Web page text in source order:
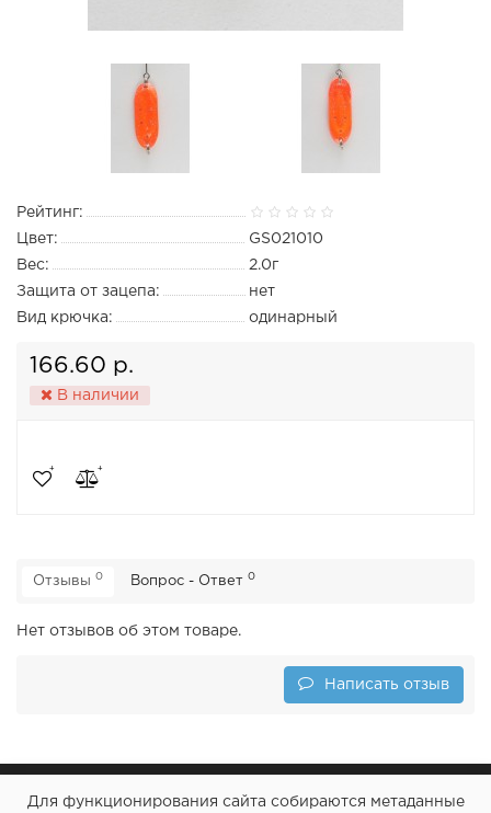
Рейтинг:
Цвет:
GS021010
Вес:
2.0г
Защита от зацепа:
нет
Вид крючка:
одинарный
166.60 р.
В наличии
Отзывы 0 Вопрос - Ответ 0
Нет отзывов об этом товаре.
Написать отзыв
Для функционирования сайта собираются метаданные